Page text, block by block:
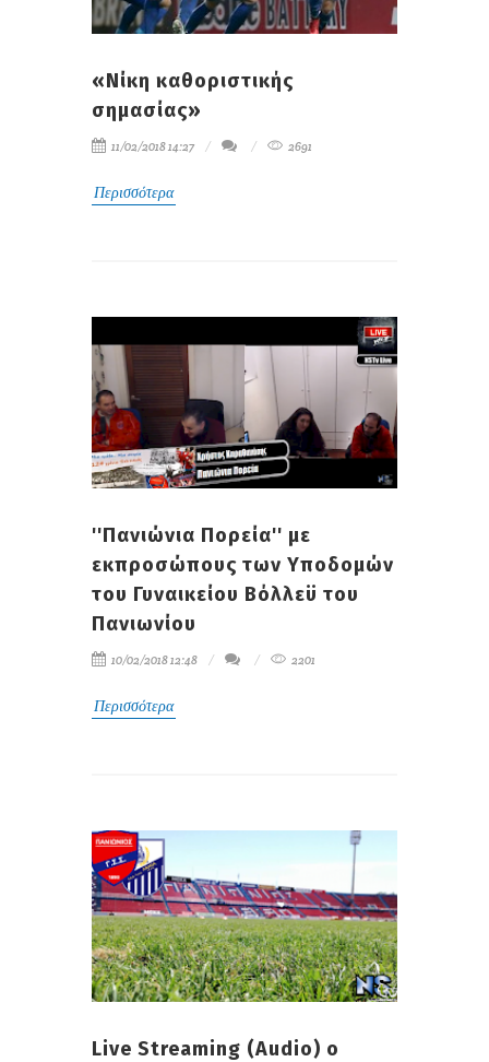
«Νίκη καθοριστικής
σημασίας»
11/02/2018 14:27 2691
Περισσότερα
''Πανιώνια Πορεία'' με
εκπροσώπους των Yποδομών
του Γυναικείου Βόλλεϋ του
Πανιωνίου
10/02/2018 12:48 2201
Περισσότερα
Live Streaming (Audio) ο